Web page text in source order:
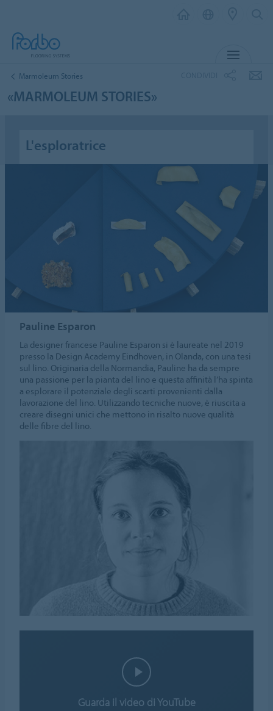
Marmoleum Stories
«MARMOLEUM STORIES»
L'esploratrice
Pauline Esparon
La designer francese Pauline Esparon si è laureate nel 2019
presso la Design Academy Eindhoven, in Olanda, con una tesi
sul lino. Originaria della Normandia, Pauline ha da sempre
una passione per la pianta del lino e questa affinità l’ha spinta
a esplorare il potenziale degli scarti provenienti dalla
lavorazione del lino. Utilizzando tecniche nuove, è riuscita a
creare disegni unici che mettono in risalto nuove qualità
delle fibre del lino.
Guarda il video di YouTube